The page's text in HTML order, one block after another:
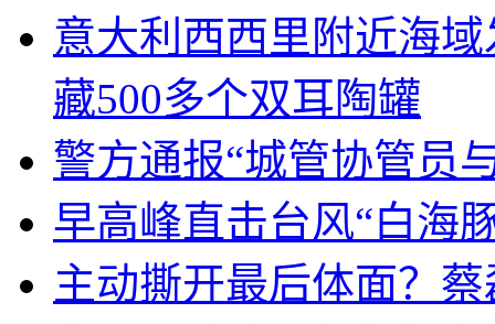
意大利西西里附近海
藏500多个双耳陶罐
警方通报“城管协管员
早高峰直击台风“白海
主动撕开最后体面？